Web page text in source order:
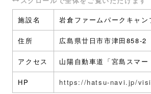
施設名 岩倉ファームパークキャン
住所 広島県廿日市市津田858-2
アクセス 山陽自動車道「宮島スマ
HP https://hatsu-navi.jp/